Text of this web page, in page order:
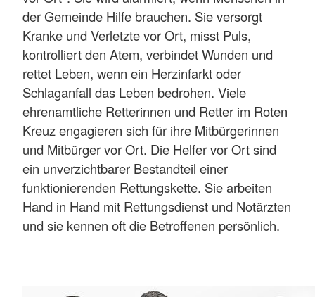
der Gemeinde Hilfe brauchen. Sie versorgt
Kranke und Verletzte vor Ort, misst Puls,
kontrolliert den Atem, verbindet Wunden und
rettet Leben, wenn ein Herzinfarkt oder
Schlaganfall das Leben bedrohen. Viele
ehrenamtliche Retterinnen und Retter im Roten
Kreuz engagieren sich für ihre Mitbürgerinnen
und Mitbürger vor Ort. Die Helfer vor Ort sind
ein unverzichtbarer Bestandteil einer
funktionierenden Rettungskette. Sie arbeiten
Hand in Hand mit Rettungsdienst und Notärzten
und sie kennen oft die Betroffenen persönlich.